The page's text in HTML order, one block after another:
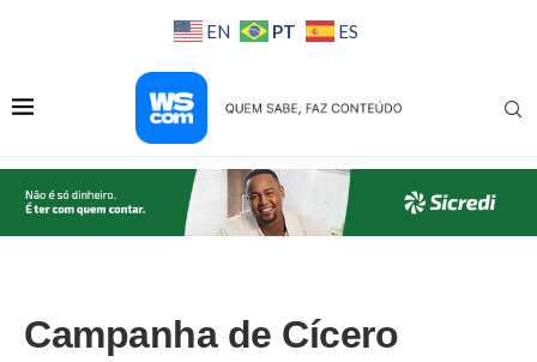
EN PT ES
Campanha de Cícero